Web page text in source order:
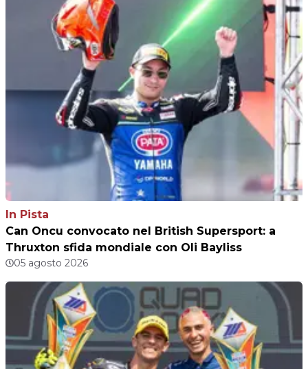
In Pista
Can Oncu convocato nel British Supersport: a
Thruxton sfida mondiale con Oli Bayliss
05 agosto 2026